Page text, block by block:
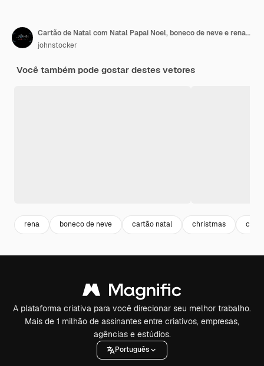
Cartão de Natal com Natal Papai Noel, boneco de neve e renas. Ilustração vetorial
johnstocker
Você também pode gostar destes vetores
rena boneco de neve cartão natal christmas cute
A plataforma criativa para você direcionar seu melhor trabalho.
Mais de 1 milhão de assinantes entre criativos, empresas,
agências e estúdios.
Português